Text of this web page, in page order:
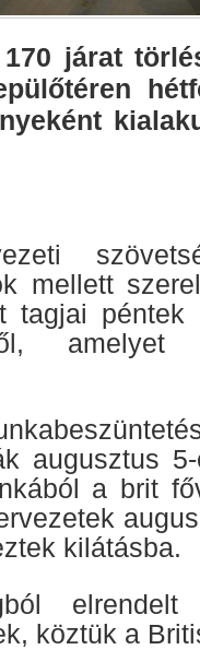
járat
mellett
tagjai
augusztus
a brit
kilátásba.
köztük a